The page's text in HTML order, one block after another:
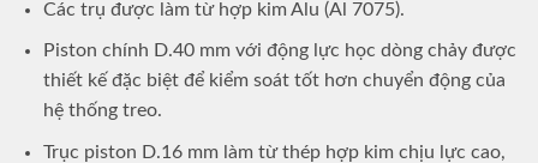
Các trụ được làm từ hợp kim Alu (Al 7075).
Piston chính D.40 mm với động lực học dòng chảy được
thiết kế đặc biệt để kiểm soát tốt hơn chuyển động của
hệ thống treo.
Trục piston D.16 mm làm từ thép hợp kim chịu lực cao,